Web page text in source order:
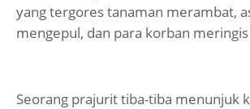
yang tergores tanaman merambat,
mengepul, dan para korban
Seorang prajurit tiba-tiba menunjuk